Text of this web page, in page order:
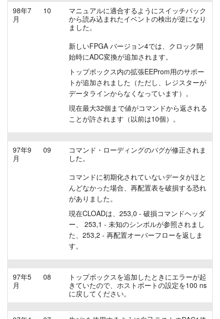
98年7
月
10
マニュアルに適合するようにスイッチパック
から読み込まれたイベントの検出が逆になり
ました。
新しいFPGA バージョン4では、クロック開
始時にADC変換が追加されます。
トップボックス内の拡張EEProm用のサポー
トが追加されました（ただし、レジスターが
データラインからなくなっています）。
現在最大32個まで値がコマンドから返される
ことが許されます（以前は10個）。
97年9
月
09
コマンド・ローディングのバグが修正されま
した。
コマンドに初期化されていないデータがほと
んどなかった場合、再配置表を破損する恐れ
がありました。
現在CLOADは、253,0 - 破損コマンドヘッダ
ー、 253,1 - 未知のシンボルが参照されまし
た、253,2 - 再配置オーバーフローを返しま
す。
97年5
月
08
トップボックスを追加したときにエラーが起
きていたので、ホストポートの設定を100 ns
に戻してください。